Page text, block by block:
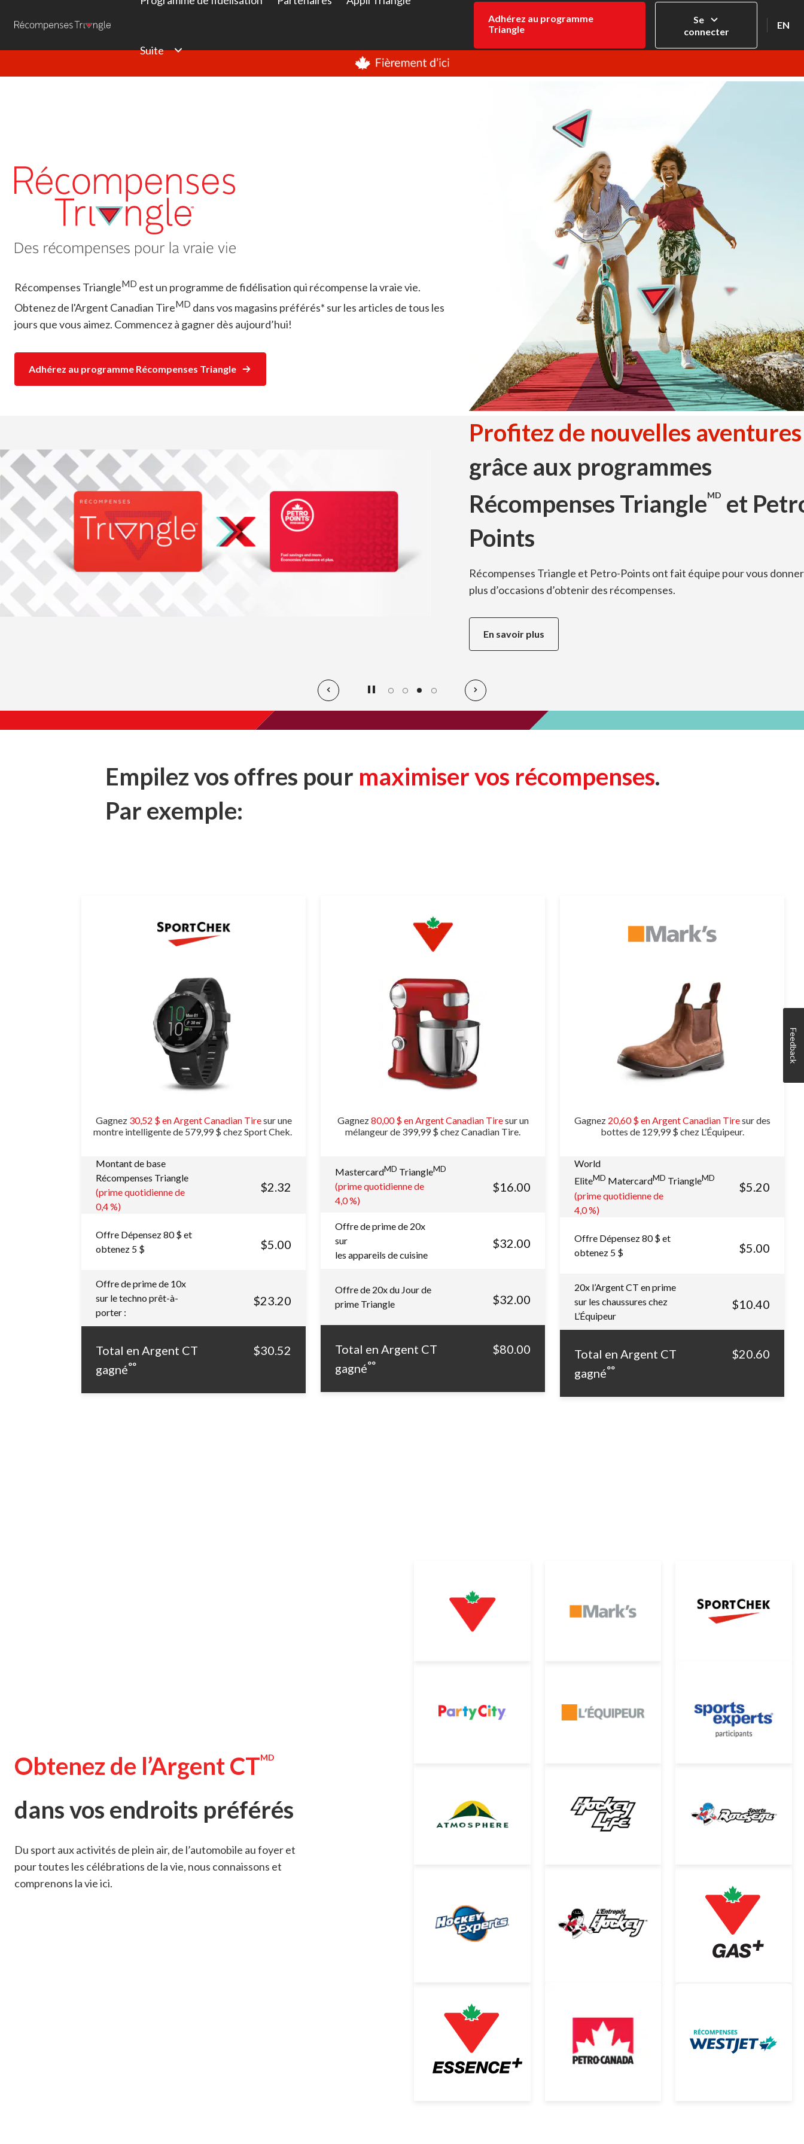
Suite
Adhérez au programme
Triangle
Se
connecter
EN
Récompenses TriangleMD est un programme de fidélisation qui récompense la vraie vie.
Obtenez de l'Argent Canadian TireMD dans vos magasins préférés* sur les articles de tous les
jours que vous aimez. Commencez à gagner dès aujourd’hui!
Adhérez au programme Récompenses Triangle
Profitez de nouvelles aventures
grâce aux programmes
Récompenses TriangleMD et
Points
Récompenses Triangle et Petro-Points ont fait équipe pour vous donner
plus d’occasions d’obtenir des récompenses.
En savoir plus
1 2 3 4
Empilez vos offres pour maximiser vos récompenses.
Par exemple:
Montant de base
Récompenses Triangle
(prime quotidienne de
0,4 %)
$2.32
Offre Dépensez 80 $ et
obtenez 5 $
$5.00
Offre de prime de 10x
sur le techno prêt-à-
porter :
$23.20
Total en Argent CT
gagné°°
$30.52
Gagnez 30,52 $ en Argent Canadian Tiresur une
montre intelligente de 579,99 $ chez Sport Chek.
MastercardMD TriangleMD
(prime quotidienne de
4,0 %)
$16.00
Offre de prime de 20x
sur
les appareils de cuisine
$32.00
Offre de 20x du Jour de
prime Triangle
$32.00
Total en Argent CT
gagné°°
$80.00
Gagnez80,00 $ en Argent Canadian Tiresur un
mélangeur de 399,99 $ chez Canadian Tire.
World
EliteMD MatercardMD TriangleMD
(prime quotidienne de
4,0 %)
$5.20
Offre Dépensez 80 $ et
obtenez 5 $
$5.00
20x l’Argent CT en prime
sur les chaussures chez
L’Équipeur
$10.40
Total en Argent CT
gagné°°
$20.60
Gagnez 20,60 $ en Argent Canadian Tiresur des
bottes de 129,99 $ chez L’Équipeur.
Obtenez de l’Argent CTMD
dans vos endroits préférés
Du sport aux activités de plein air, de l’automobile au foyer et
pour toutes les célébrations de la vie, nous connaissons et
comprenons la vie ici.
Feedback